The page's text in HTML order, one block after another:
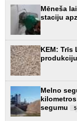
Mēneša
staciju
KEM: Trīs
Melno
segumu
5